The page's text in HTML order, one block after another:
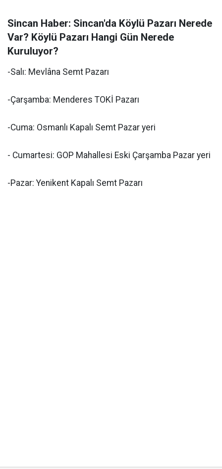
Sincan Haber: Sincan'da Köylü Pazarı Nerede
Var? Köylü Pazarı Hangi Gün Nerede
Kuruluyor?
-Salı: Mevlâna Semt Pazarı
-Çarşamba: Menderes TOKİ Pazarı
-Cuma: Osmanlı Kapalı Semt Pazar yeri
- Cumartesi: GOP Mahallesi Eski Çarşamba Pazar yeri
-Pazar: Yenikent Kapalı Semt Pazarı